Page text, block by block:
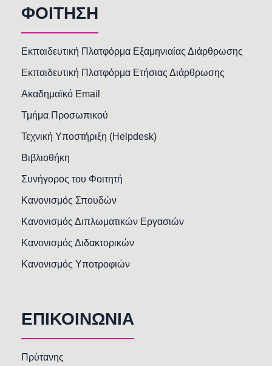
ΦΟΙΤΗΣΗ
Εκπαιδευτική Πλατφόρμα Εξαμηνιαίας Διάρθρωσης
Εκπαιδευτική Πλατφόρμα Ετήσιας Διάρθρωσης
Ακαδημαϊκό Email
Τμήμα Προσωπικού
Τεχνική Υποστήριξη (Helpdesk)
Βιβλιοθήκη
Συνήγορος του Φοιτητή
Κανονισμός Σπουδών
Κανονισμός Διπλωματικών Εργασιών
Κανονισμός Διδακτορικών
Κανονισμός Υποτροφιών
ΕΠΙΚΟΙΝΩΝΙΑ
Πρύτανης